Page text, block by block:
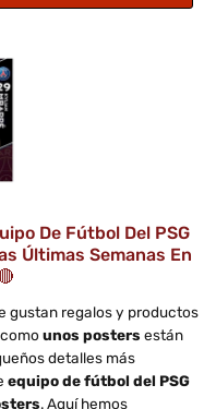
De Fútbol Del PSG
Últimas Semanas En
gustan regalos y productos
unos posters están
detalles más
equipo de fútbol del PSG
. Aquí hemos